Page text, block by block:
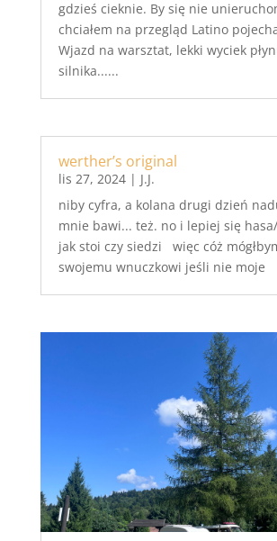
gdzieś cieknie. By się nie
chciałem na przegląd Latino
Wjazd na warsztat, lekki wyciek
silnika......
werther’s original
lis 27, 2024| J.J.
niby cyfra, a kolana drugi dzień
mnie bawi... też. no i lepiej się
jak stoi czy siedzi więc cóż
swojemu wnuczkowi jeśli nie moje